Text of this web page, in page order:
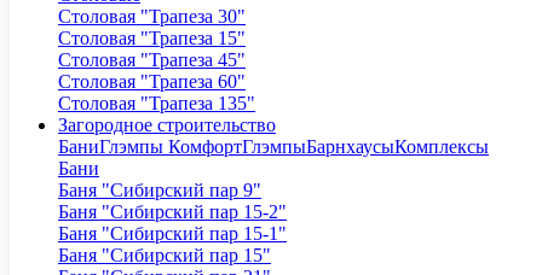
Столовая "Трапеза 30"
Столовая "Трапеза 15"
Столовая "Трапеза 45"
Столовая "Трапеза 60"
Столовая "Трапеза 135"
Загородное строительство
БаниГлэмпы КомфортГлэмпыБарнхаусыКомплексы
Бани
Баня "Сибирский пар 9"
Баня "Сибирский пар 15-2"
Баня "Сибирский пар 15-1"
Баня "Сибирский пар 15"